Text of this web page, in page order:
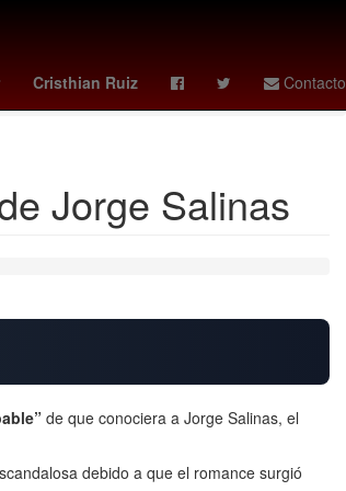
Cristhian Ruiz Contacto
Internacional de la Ciudad de México
Jorge Salinas
de que conociera a Jorge Salinas, el
debido a que el romance surgió